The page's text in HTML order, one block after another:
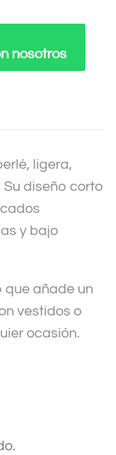
nosotros
ligera,
diseño corto
y bajo
que añade un
vestidos o
ocasión.